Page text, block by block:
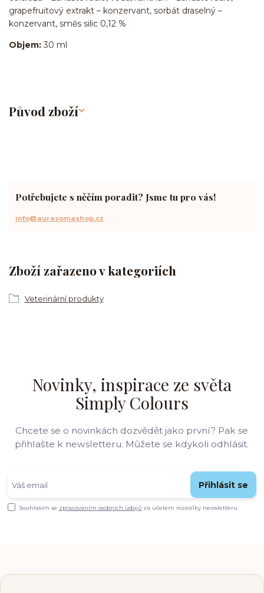
grapefruitový extrakt – konzervant, sorbát draselný –
konzervant, směs silic 0,12 %
Objem:30 ml
Původ zboží
Zboží zařazeno v kategoriích
Veterinární produkty
Potřebujete s něčím poradit? Jsme tu pro vás!
info@aurasomashop.cz
Novinky, inspirace ze světa
Simply Colours
Chcete se o novinkách dozvědět jako první? Pak se
přihlašte k newsletteru. Můžete se kdykoli odhlásit.
Přihlásit se
Souhlasím se zpracováním osobních údajů za účelem rozesílky newsletteru.